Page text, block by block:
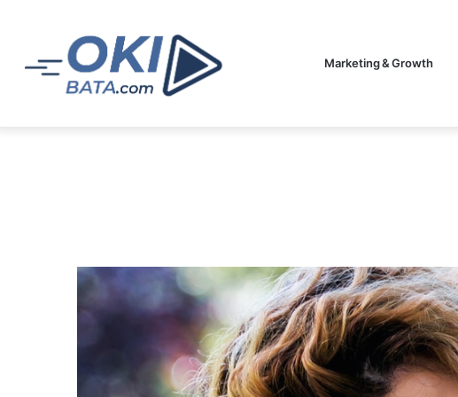
Marketing & Growth